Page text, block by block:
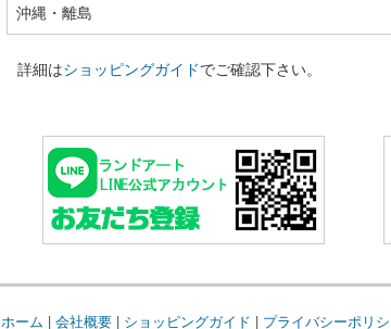
沖縄・離島
詳細はショッピングガイドでご確認下さい。
ホーム | 会社概要| ショッピングガイド | プライバシーポリ